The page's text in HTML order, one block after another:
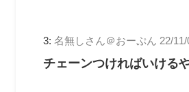
3:名無しさん＠おーぷん 22/
チェーンつければいける